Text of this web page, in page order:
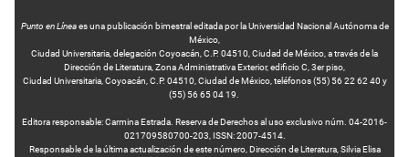
Punto en Líneaes una publicación bimestral editada por la Universidad Nacional Autónoma de
México,
Ciudad Universitaria, delegación Coyoacán, C.P. 04510, Ciudad de México, a través de la
Dirección de Literatura, Zona Administrativa Exterior, edificio C, 3er piso,
Ciudad Universitaria, Coyoacán, C.P. 04510, Ciudad de México, teléfonos (55) 56 22 62 40 y
(55) 56 65 04 19.
Editora responsable: Carmina Estrada. Reserva de Derechos al uso exclusivo núm. 04-2016-
021709580700-203, ISSN: 2007-4514.
Responsable de la última actualización de este número, Dirección de Literatura, Silvia Elisa